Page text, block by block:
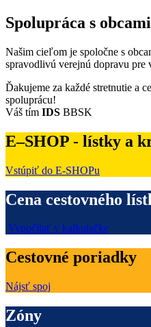
Spolupráca s
Našim cieľom je spoločne s
spravodlivú verejnú dopravu
Ďakujeme za každé stretnutie a
spoluprácu!
Váš tím IDS BBSK
E–SHOP - lístky a
Vstúpiť do E-SHOPu
Cena cestovného
Vypočítať v kalkulačke
Cestovné poriadky
Nájsť spoj
Zóny